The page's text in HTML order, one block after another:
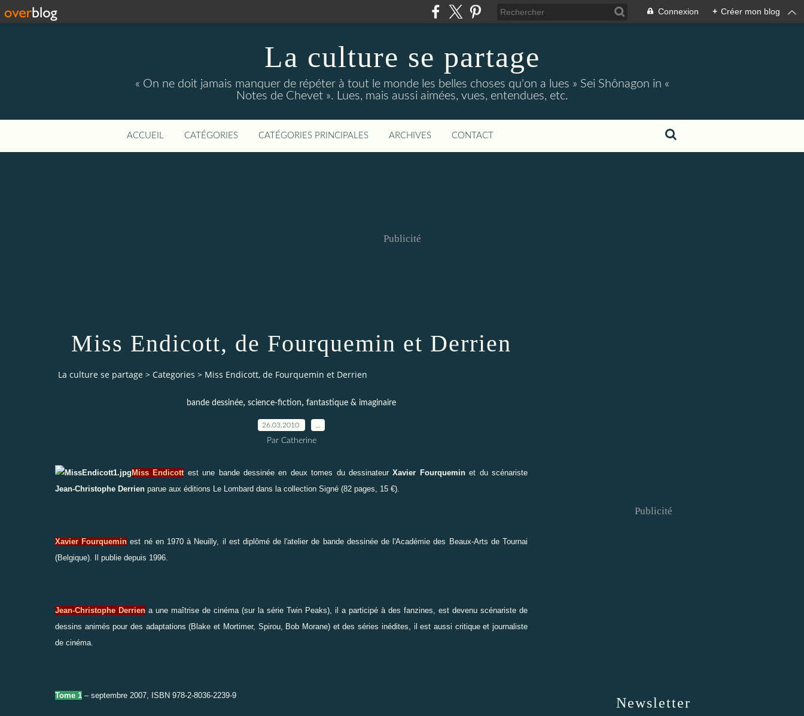
Connexion + Créer mon blog
La culture se partage
« On ne doit jamais manquer de répéter à tout le monde les belles choses qu'on a lues » Sei Shônagon in «
Notes de Chevet ». Lues, mais aussi aimées, vues, entendues, etc.
ACCUEIL CATÉGORIES CATÉGORIES PRINCIPALES ARCHIVES CONTACT
Publicité
Miss Endicott, de Fourquemin et Derrien
La culture se partage > Categories > Miss Endicott, de Fourquemin et Derrien
bande dessinée, science-fiction, fantastique & imaginaire
26.03.2010
Par Catherine
Miss Endicott est une bande dessinée en deux tomes du dessinateurXavier Fourqueminet du scénariste
Jean-Christophe Derrien parue aux éditions Le Lombard dans la collection Signé (82 pages, 15 €).
Xavier Fourquemin est né en 1970 à Neuilly, il est diplômé de l'atelier de bande dessinée de l'Académie des Beaux-Arts de Tournai
(Belgique). Il publie depuis 1996.
Jean-Christophe Derrien a une maîtrise de cinéma (sur la série Twin Peaks), il a participé à des fanzines, est devenu scénariste de
dessins animés pour des adaptations (Blake et Mortimer, Spirou, Bob Morane) et des séries inédites, il est aussi critique et journaliste
de cinéma.
Tome 1 – septembre 2007, ISBN 978-2-8036-2239-9 Newsletter
Publicité